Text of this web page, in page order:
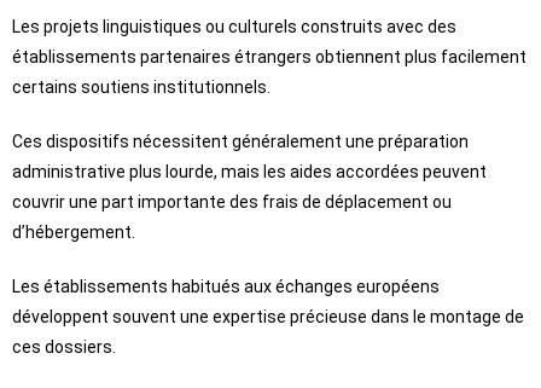
Les projets linguistiques ou culturels construits avec des
établissements partenaires étrangers obtiennent plus facilement
certains soutiens institutionnels.
Ces dispositifs nécessitent généralement une préparation
administrative plus lourde, mais les aides accordées peuvent
couvrir une part importante des frais de déplacement ou
d’hébergement.
Les établissements habitués aux échanges européens
développent souvent une expertise précieuse dans le montage de
ces dossiers.